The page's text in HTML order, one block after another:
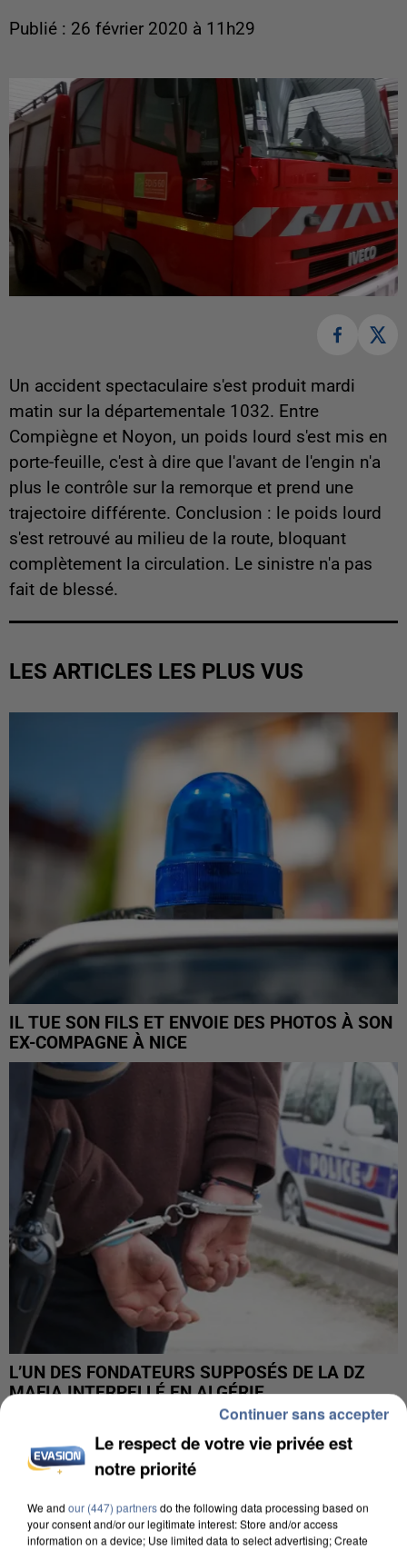
Publié : 26 février 2020 à 11h29
Un accident spectaculaire s'est produit mardi
matin sur la départementale 1032. Entre
Compiègne et Noyon, un poids lourd s'est mis en
porte-feuille, c'est à dire que l'avant de l'engin n'a
plus le contrôle sur la remorque et prend une
trajectoire différente. Conclusion : le poids lourd
s'est retrouvé au milieu de la route, bloquant
complètement la circulation. Le sinistre n'a pas
fait de blessé.
LES ARTICLES LES PLUS VUS
IL TUE SON FILS ET ENVOIE DES PHOTOS À SON
EX-COMPAGNE À NICE
L’UN DES FONDATEURS SUPPOSÉS DE LA DZ
MAFIA INTERPELLÉ EN ALGÉRIE
Le respect de votre vie privée est
notre priorité
We and our (447) partnersdo the following data processing based on
your consent and/or our legitimate interest: Store and/or access
information on a device; Use limited data to select advertising; Create
Continuer sans accepter